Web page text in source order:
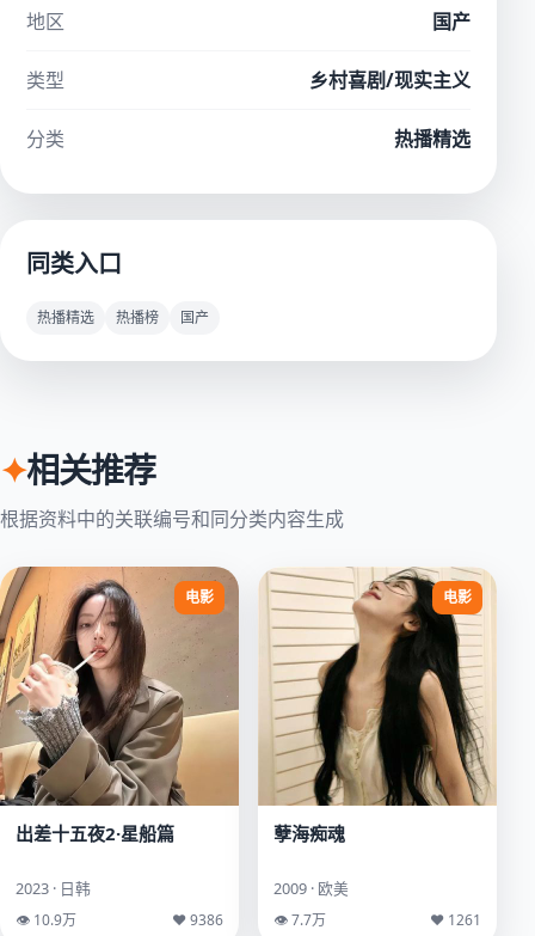
地区 国产
类型 乡村喜剧/现实主义
分类 热播精选
同类入口
热播精选 热播榜 国产
✦相关推荐
根据资料中的关联编号和同分类内容生成
电影
出差十五夜2·星船篇
2023 · 日韩
👁 10.9万 ♥ 9386
电影
孽海痴魂
2009 · 欧美
👁 7.7万 ♥ 1261